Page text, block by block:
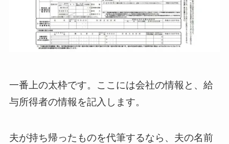
一番上の太枠です。ここには会社の情報と、給
与所得者の情報を記入します。
夫が持ち帰ったものを代筆するなら、夫の名前